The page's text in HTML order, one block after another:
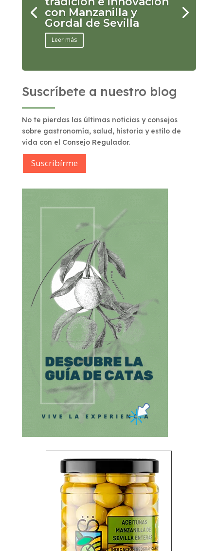
con Manzanilla y
Gordal de Sevilla
Leer más
Suscríbete a nuestro blog
No te pierdas las últimas noticias y consejos
sobre gastronomía, salud, historia y estilo de
vida con el Consejo Regulador.
Suscribírme